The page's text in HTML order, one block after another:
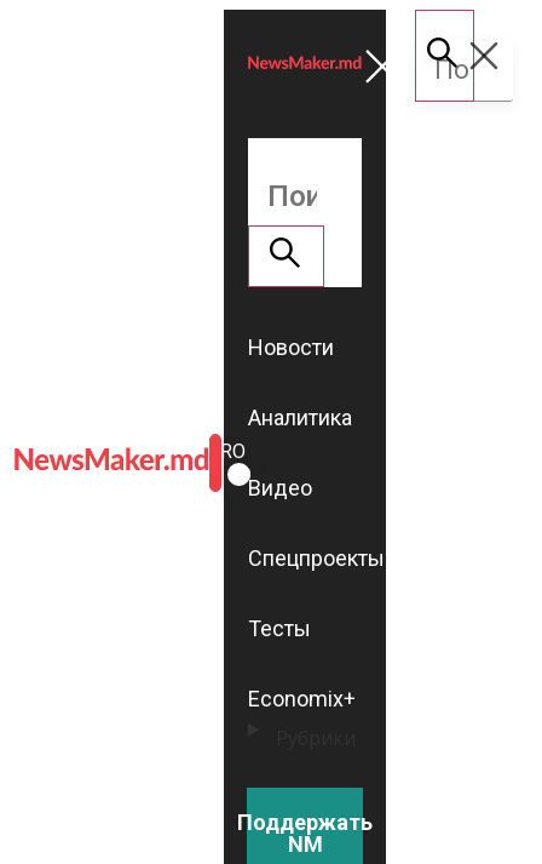
ROMÂNĂ
RU
Новости
Аналитика
Видео
Спецпроекты
Тесты
Economix+
Поддержать
NM